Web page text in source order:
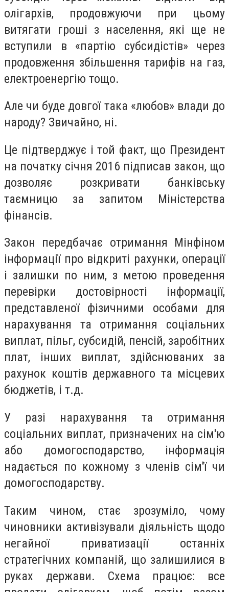
олігархів, продовжуючи при цьому
витягати гроші з населення, які ще не
вступили в «партію субсидістів» через
продовження збільшення тарифів на газ,
електроенергію тощо.
Але чи буде довгої така «любов» влади до
народу? Звичайно, ні.
Це підтверджує і той факт, що Президент
на початку січня 2016 підписав закон, що
дозволяє розкривати банківську
таємницю за запитом Міністерства
фінансів.
Закон передбачає отримання Мінфіном
інформації про відкриті рахунки, операції
і залишки по ним, з метою проведення
перевірки достовірності інформації,
представленої фізичними особами для
нарахування та отримання соціальних
виплат, пільг, субсидій, пенсій, заробітних
плат, інших виплат, здійснюваних за
рахунок коштів державного та місцевих
бюджетів, і т.д.
У разі нарахування та отримання
соціальних виплат, призначених на сім'ю
або домогосподарство, інформація
надається по кожному з членів сім'ї чи
домогосподарству.
Таким чином, стає зрозуміло, чому
чиновники активізували діяльність щодо
негайної приватизації останніх
стратегічних компаній, що залишилися в
руках держави. Схема працює: все